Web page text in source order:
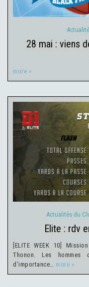
28 mai : viens decouvrir les sports du 3ème
more »
Actualités du
Actualités du
elite : rdv
[ELITE WEEK 10]
Thonon. Les hommes
d’importance… more »